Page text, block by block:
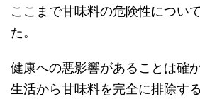
ここまで甘味料の危険性につい
た。
健康への悪影響があることは確
生活から甘味料を完全に排除す